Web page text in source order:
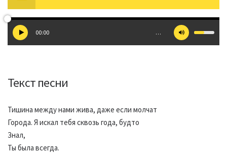
00:00 …
Текст песни
Тишина между нами жива, даже если молчат
Города. Я искал тебя сквозь года, будто
Знал,
Ты была всегда.